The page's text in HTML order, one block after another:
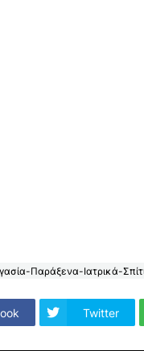
Παράξενα-Ιατρικά-
Twitter